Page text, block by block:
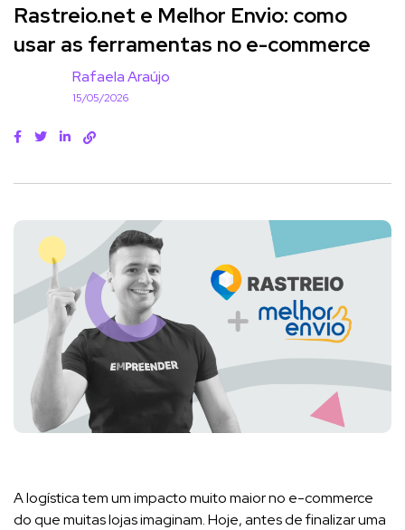
Rastreio.net e Melhor Envio: como
usar as ferramentas no e-commerce
Rafaela Araújo
15/05/2026
A logística tem um impacto muito maior no e-commerce
do que muitas lojas imaginam. Hoje, antes de finalizar uma